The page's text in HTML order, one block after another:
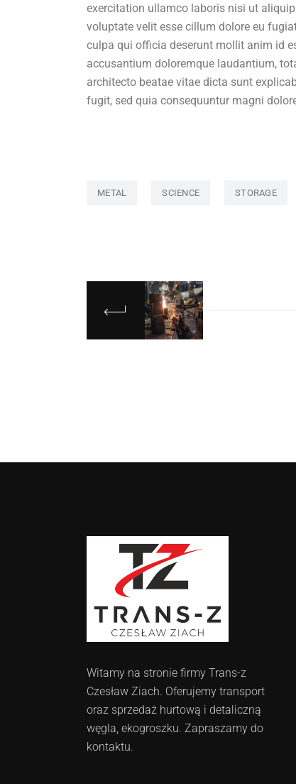
exercitation ullamco laboris nisi ut
voluptate velit esse cillum dolore eu
culpa qui officia deserunt mollit anim id
accusantium doloremque laudantium,
architecto beatae vitae dicta sunt
fugit, sed quia consequuntur magni
METAL SCIENCE STORAGE
Witamy na stronie firmy Trans-z
Czesław Ziach. Oferujemy transport
oraz sprzedaż hurtową i detaliczną
węgla, ekogroszku. Zapraszamy do
kontaktu.